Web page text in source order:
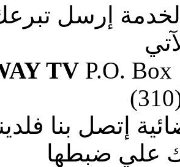
إرسل
TVP.O. Box
إتصل بنا
علي ضبطها